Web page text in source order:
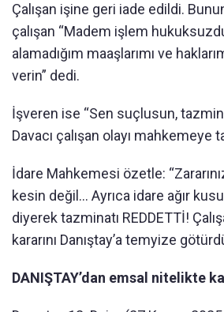
Çalışan işine geri iade edildi.
çalışan “Madem işlem
alamadığım maaşlarımı ve
verin” dedi.
İşveren ise “Sen suçlusun,
Davacı çalışan olayı mahkemeye
İdare Mahkemesi özetle:
kesin değil… Ayrıca idare ağır
diyerek tazminatı REDDETTİ!
kararını Danıştay’a temyize
DANIŞTAY’dan emsal nitelikte